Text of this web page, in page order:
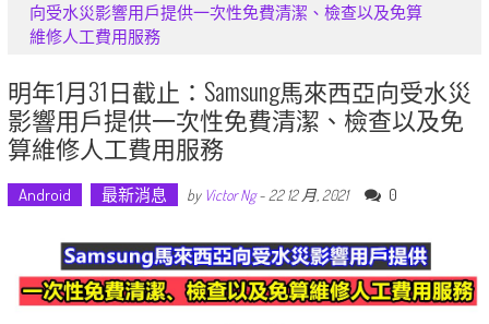
向受水災影響用戶提供一次性免費清潔、檢查以及免算
維修人工費用服務
明年1月31日截止：Samsung馬來西亞向受水災
影響用戶提供一次性免費清潔、檢查以及免
算維修人工費用服務
Android 最新消息 by Victor Ng- 22 12 月, 2021 0